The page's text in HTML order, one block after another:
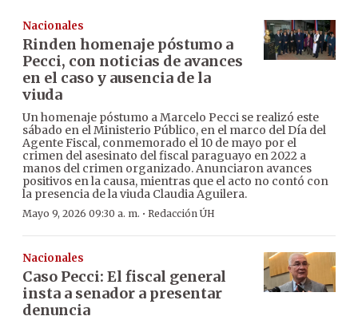
Nacionales
Rinden homenaje póstumo a
Pecci, con noticias de avances
en el caso y ausencia de la
viuda
Un homenaje póstumo a Marcelo Pecci se realizó este
sábado en el Ministerio Público, en el marco del Día del
Agente Fiscal, conmemorado el 10 de mayo por el
crimen del asesinato del fiscal paraguayo en 2022 a
manos del crimen organizado. Anunciaron avances
positivos en la causa, mientras que el acto no contó con
la presencia de la viuda Claudia Aguilera.
Mayo 9, 2026 09:30 a. m. · Redacción ÚH
Nacionales
Caso Pecci: El fiscal general
insta a senador a presentar
denuncia